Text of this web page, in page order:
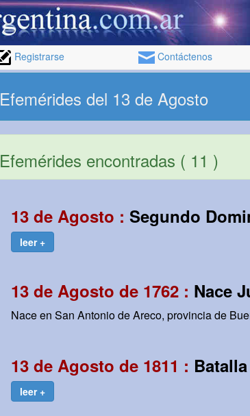
Registrarse Contáctenos
Efemérides del 13 de Agosto
Efemérides encontradas ( 11 )
13 de Agosto : Segundo
leer +
13 de Agosto de 1762 : Nace
Nace en San Antonio de Areco, provincia de
13 de Agosto de 1811 :
leer +